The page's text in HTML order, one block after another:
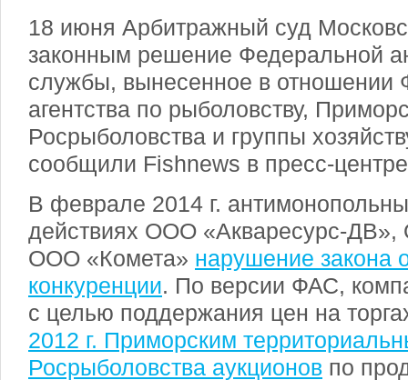
18 июня Арбитражный суд
законным решение Федеральной
службы, вынесенное в отношении
агентства по рыболовству,
Росрыболовства и группы
сообщили Fishnews в пресс-
В феврале 2014 г.
действиях ООО «Акваресурс-
ООО «Комета» нарушение закона
конкуренции. По версии ФАС,
с целью поддержания цен на
2012 г. Приморским
Росрыболовства аукционов по